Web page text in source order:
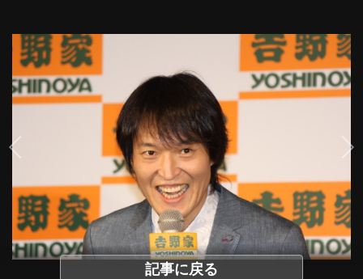
記事に戻る